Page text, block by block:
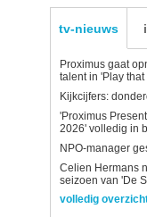
tv-nieuws
Proximus gaat
talent in 'Play
Kijkcijfers:
'Proximus
2026' volledig in
NPO-manager
Celien Hermans
seizoen van 'De
volledig